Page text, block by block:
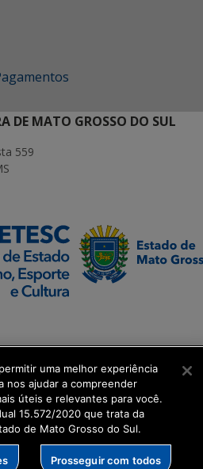
DE MATO GROSSO DO SUL
559
uma melhor experiência
nos ajudar a compreender
úteis e relevantes para você.
15.572/2020 que trata da
de Mato Grosso do Sul.
Prosseguir com todos